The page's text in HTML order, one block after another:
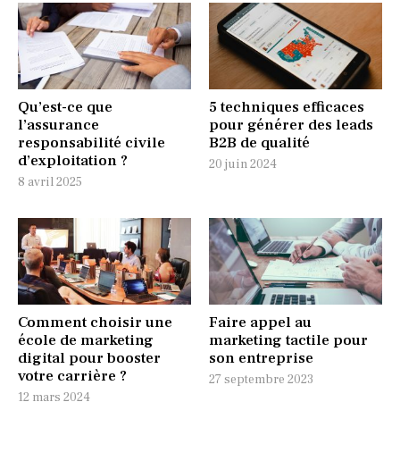
Qu’est-ce que
l’assurance
responsabilité civile
d’exploitation ?
8 avril 2025
5 techniques efficaces
pour générer des leads
B2B de qualité
20 juin 2024
Comment choisir une
école de marketing
digital pour booster
votre carrière ?
12 mars 2024
Faire appel au
marketing tactile pour
son entreprise
27 septembre 2023